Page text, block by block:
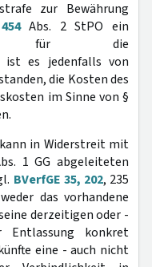
zur Bewährung
454Abs. 2 StPO ein
für die
ist es jedenfalls von
die Kosten des
im Sinne von §
in Widerstreit mit
1 GG abgeleiteten
BVerfGE 35, 202, 235
das vorhandene
derzeitigen oder -
Entlassung konkret
eine - auch nicht